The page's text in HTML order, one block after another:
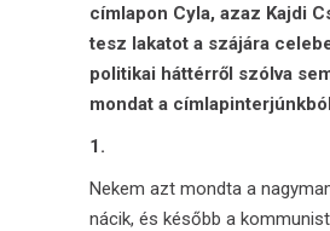
címlapon Cyla, azaz Kajdi
tesz lakatot a szájára
politikai háttérről szólva
mondat a
1.
Nekem azt mondta a
nácik, és később a